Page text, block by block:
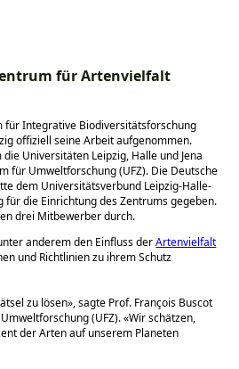
für Artenvielfalt
für Integrative Biodiversitätsforschung
offiziell seine Arbeit aufgenommen.
Universitäten Leipzig, Halle und Jena
für Umweltforschung (UFZ). Die Deutsche
dem Universitätsverbund Leipzig-Halle-
für die Einrichtung des Zentrums gegeben.
drei Mitbewerber durch.
anderem den Einfluss derArtenvielfalt
und Richtlinien zu ihrem Schutz
zu lösen», sagte Prof. François Buscot
(UFZ). «Wir schätzen,
der Arten auf unserem Planeten